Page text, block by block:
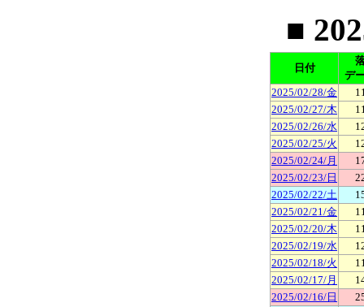
■
日付
デ
2025/02/28/金
2025/02/27/木
2025/02/26/水
2025/02/25/火
2025/02/24/月
2025/02/23/日
2025/02/22/土
2025/02/21/金
2025/02/20/木
2025/02/19/水
2025/02/18/火
2025/02/17/月
2025/02/16/日